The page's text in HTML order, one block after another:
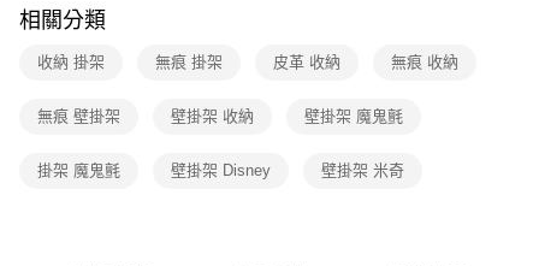
相關分類
收納 掛架 無痕 掛架 皮革 收納 無痕 收納
無痕 壁掛架 壁掛架 收納 壁掛架 魔鬼氈
掛架 魔鬼氈 壁掛架 Disney 壁掛架 米奇